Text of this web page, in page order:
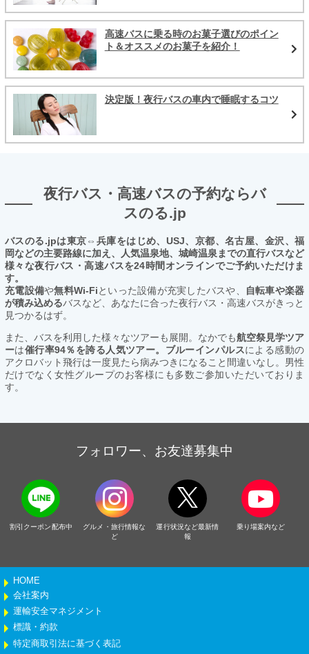
高速バスに乗る時のお菓子選びのポイン
ト＆オススメのお菓子を紹介！
決定版！夜行バスの車内で睡眠するコツ
夜行バス・高速バスの予約ならバ
スのる.jp
バスのる.jpは東京⇔兵庫をはじめ、USJ、京都、名古屋、金沢、福
岡などの主要路線に加え、人気温泉地、城崎温泉までの直行バスなど
様々な夜行バス・高速バスを24時間オンラインでご予約いただけま
す。
充電設備や無料Wi-Fiといった設備が充実したバスや、
自転車や楽器
が積み込めるバスなど、あなたに合った夜行バス・高速バスがきっと
見つかるはず。
また、バスを利用した様々なツアーも展開。なかでも航空祭見学ツア
ーは催行率94％を誇る人気ツアー。ブルーインパルスによる感動の
アクロバット飛行は一度見たら病みつきになること間違いなし。男性
だけでなく女性グループのお客様にも多数ご参加いただいておりま
す。
フォロワー、お友達募集中
割引クーポン配布中
グルメ・旅行情報な
ど
運行状況など最新情
報
乗り場案内など
HOME
会社案内
運輸安全マネジメント
標識・約款
特定商取引法に基づく表記